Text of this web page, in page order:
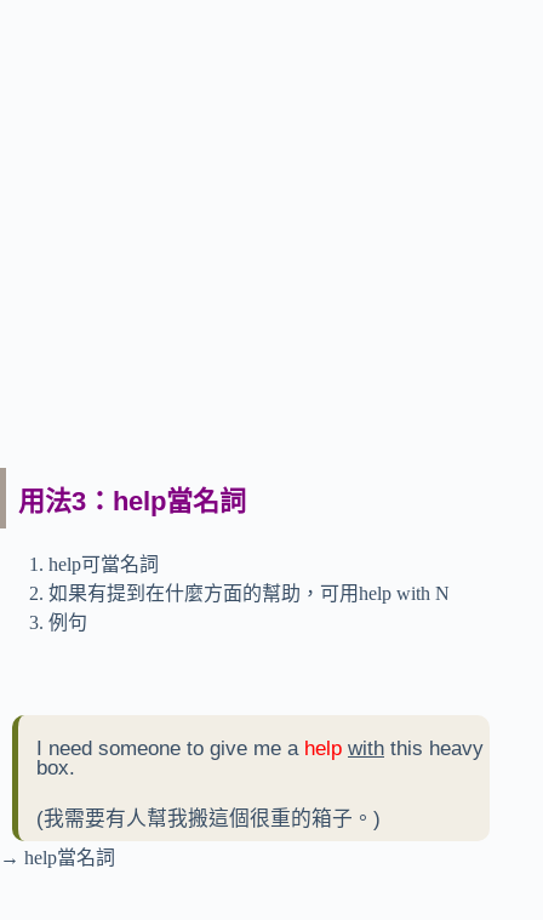
用法3：help當名詞
help可當名詞
如果有提到在什麼方面的幫助，可用help with N
例句
I need someone to give me a help with this heavy
box.
(我需要有人幫我搬這個很重的箱子。)
→ help當名詞